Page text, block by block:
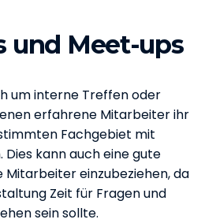
und Meet-ups
um interne Treffen oder
erfahrene Mitarbeiter ihr
Fachgebiet mit
kann auch eine gute
Mitarbeiter einzubeziehen, da
Zeit für Fragen und
sein sollte.